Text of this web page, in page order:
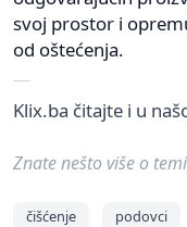
svoj prostor i
od oštećenja.
Klix.ba čitajte i u
Znate nešto više o
čišćenje podovci